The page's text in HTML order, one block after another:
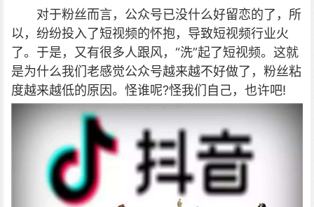
对于粉丝而言，公众号已没什么好留恋的了，所
以，纷纷投入了短视频的怀抱，导致短视频行业火
了。于是，又有很多人跟风，“洗”起了短视频。这就
是为什么我们老感觉公众号越来越不好做了，粉丝粘
度越来越低的原因。怪谁呢?怪我们自己，也许吧!